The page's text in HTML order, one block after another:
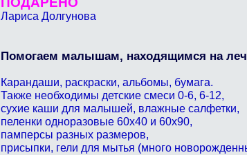
Лариса Долгунова
Помогаем малышам, находящимся на
Карандаши, раскраски, альбомы, бумага.
Также необходимы детские смеси 0-6, 6-12,
сухие каши для малышей, влажные салфетки,
пеленки одноразовые 60х40 и 60х90,
памперсы разных размеров,
присыпки, гели для мытья (много